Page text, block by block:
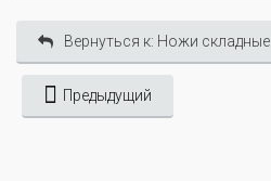
Вернуться к: Ножи складные
Предыдущий